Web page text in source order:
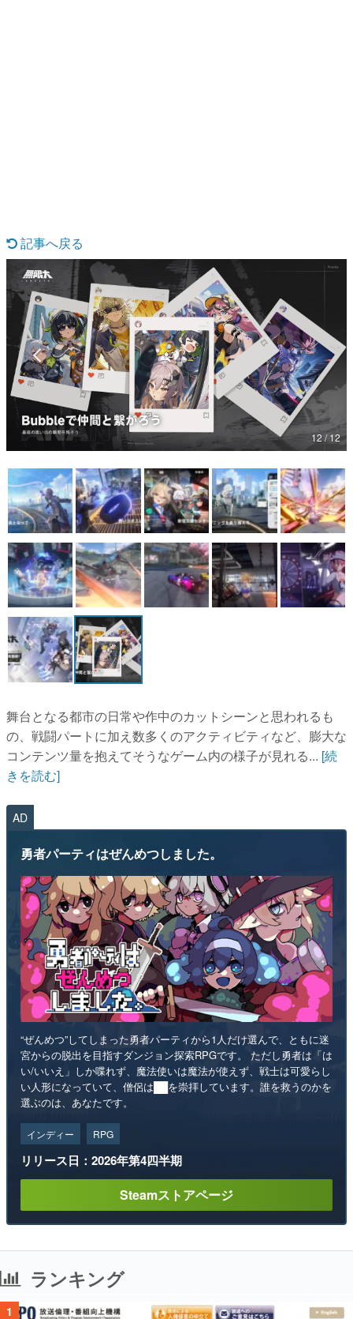
特集記事
マンガ
女性向け
アプリレビュー
その他
電ファミニコゲーマーとは？
運営：株式会社マレ
記事へ戻る
12 / 12
舞台となる都市の日常や作中のカットシーンと思われるも
の、戦闘パートに加え数多くのアクティビティなど、膨大な
コンテンツ量を抱えてそうなゲーム内の様子が見れる... [続
きを読む]
AD
勇者パーティはぜんめつしました。
“ぜんめつ”してしまった勇者パーティから1人だけ選んで、ともに迷
宮からの脱出を目指すダンジョン探索RPGです。 ただし勇者は「は
い/いいえ」しか喋れず、魔法使いは魔法が使えず、戦士は可愛らし
い人形になっていて、僧侶は██を崇拝しています。誰を救うのかを
選ぶのは、あなたです。
インディー RPG
リリース日：2026年第4四半期
Steamストアページ
ランキング
1